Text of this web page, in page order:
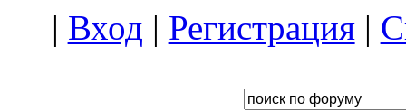
| Вход | Регистрация|